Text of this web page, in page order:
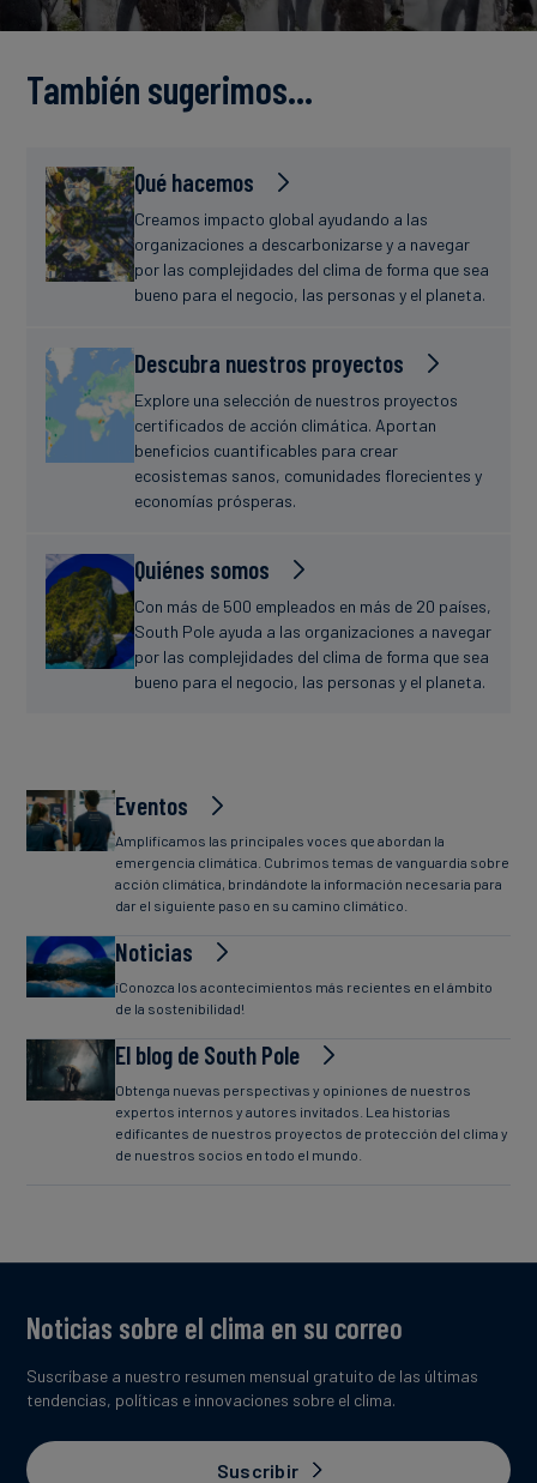
Finanzas
estudio
Noticias
También sugerimos…
Qué hacemos
Creamos impacto global ayudando a las
organizaciones a descarbonizarse y a navegar
por las complejidades del clima de forma que sea
bueno para el negocio, las personas y el planeta.
Descubra nuestros proyectos
Explore una selección de nuestros proyectos
certificados de acción climática. Aportan
beneficios cuantificables para crear
ecosistemas sanos, comunidades florecientes y
economías prósperas.
Quiénes somos
Con más de 500 empleados en más de 20 países,
South Pole ayuda a las organizaciones a navegar
por las complejidades del clima de forma que sea
bueno para el negocio, las personas y el planeta.
Eventos
Amplificamos las principales voces que abordan la
emergencia climática. Cubrimos temas de vanguardia sobre
acción climática, brindándote la información necesaria para
dar el siguiente paso en su camino climático.
Noticias
¡Conozca los acontecimientos más recientes en el ámbito
de la sostenibilidad!
El blog de South Pole
Obtenga nuevas perspectivas y opiniones de nuestros
expertos internos y autores invitados. Lea historias
edificantes de nuestros proyectos de protección del clima y
de nuestros socios en todo el mundo.
Noticias sobre el clima en su correo
Suscríbase a nuestro resumen mensual gratuito de las últimas
tendencias, políticas e innovaciones sobre el clima.
Suscribir